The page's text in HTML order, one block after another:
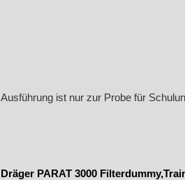
Ausführung ist nur zur Probe für
Dräger PARAT 3000